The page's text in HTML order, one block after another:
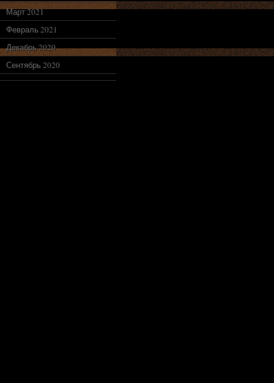
Март 2021
Февраль 2021
Декабрь 2020
Сентябрь 2020